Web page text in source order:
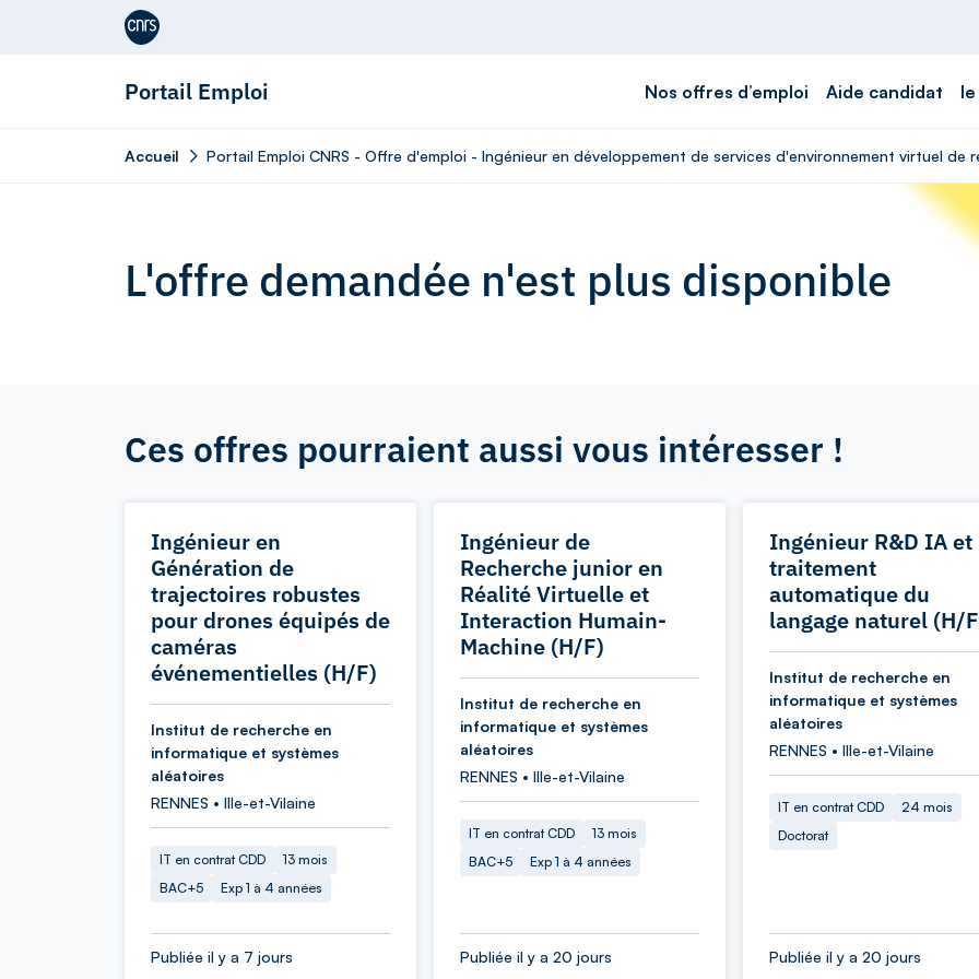
Aller au contenu
Portail Emploi Nos offres d’emploi Aide candidat
Accueil Portail Emploi CNRS - Offre d'emploi - Ingénieur en développement de services d'environnement virtuel de
L'offre demandée n'est plus disponible
Ces offres pourraient aussi vous intéresser !
Ingénieur en
Génération de
trajectoires robustes
pour drones équipés de
caméras
événementielles (H/F)
Institut de recherche en
informatique et systèmes
aléatoires
RENNES • Ille-et-Vilaine
IT en contrat CDD
13 mois
BAC+5
Exp 1 à 4 années
Publiée il y a 7 jours
Ingénieur de
Recherche junior en
Réalité Virtuelle et
Interaction Humain-
Machine (H/F)
Institut de recherche en
informatique et systèmes
aléatoires
RENNES • Ille-et-Vilaine
IT en contrat CDD
13 mois
BAC+5
Exp 1 à 4 années
Publiée il y a 20 jours
Ingénieur R&D IA et
traitement
automatique du
langage naturel (H/
Institut de recherche en
informatique et systèmes
aléatoires
RENNES • Ille-et-Vilaine
IT en contrat CDD
24 mois
Doctorat
Publiée il y a 20 jours